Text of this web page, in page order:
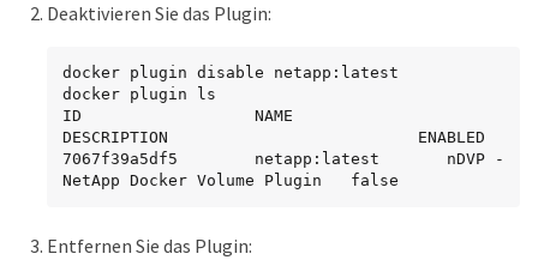
Deaktivieren Sie das Plugin:
docker plugin disable netapp:latest
docker plugin ls
ID                  NAME
DESCRIPTION                          ENABLED
7067f39a5df5        netapp:latest       nDVP -
NetApp Docker Volume Plugin   false
Entfernen Sie das Plugin: